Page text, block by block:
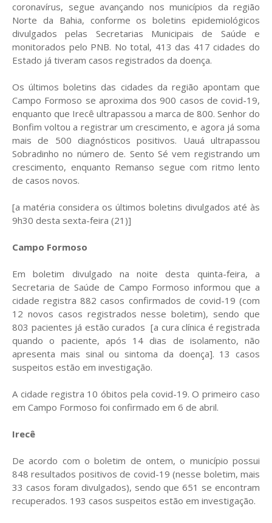
coronavírus, segue avançando nos municípios da região
Norte da Bahia, conforme os boletins epidemiológicos
divulgados pelas Secretarias Municipais de Saúde e
monitorados pelo PNB. No total, 413 das 417 cidades do
Estado já tiveram casos registrados da doença.
Os últimos boletins das cidades da região apontam que
Campo Formoso se aproxima dos 900 casos de covid-19,
enquanto que Irecê ultrapassou a marca de 800. Senhor do
Bonfim voltou a registrar um crescimento, e agora já soma
mais de 500 diagnósticos positivos. Uauá ultrapassou
Sobradinho no número de. Sento Sé vem registrando um
crescimento, enquanto Remanso segue com ritmo lento
de casos novos.
[a matéria considera os últimos boletins divulgados até às
9h30 desta sexta-feira (21)]
Campo Formoso
Em boletim divulgado na noite desta quinta-feira, a
Secretaria de Saúde de Campo Formoso informou que a
cidade registra 882 casos confirmados de covid-19 (com
12 novos casos registrados nesse boletim), sendo que
803 pacientes já estão curados [a cura clínica é registrada
quando o paciente, após 14 dias de isolamento, não
apresenta mais sinal ou sintoma da doença]. 13 casos
suspeitos estão em investigação.
A cidade registra 10 óbitos pela covid-19. O primeiro caso
em Campo Formoso foi confirmado em 6 de abril.
Irecê
De acordo com o boletim de ontem, o município possui
848 resultados positivos de covid-19 (nesse boletim, mais
33 casos foram divulgados), sendo que 651 se encontram
recuperados. 193 casos suspeitos estão em investigação.